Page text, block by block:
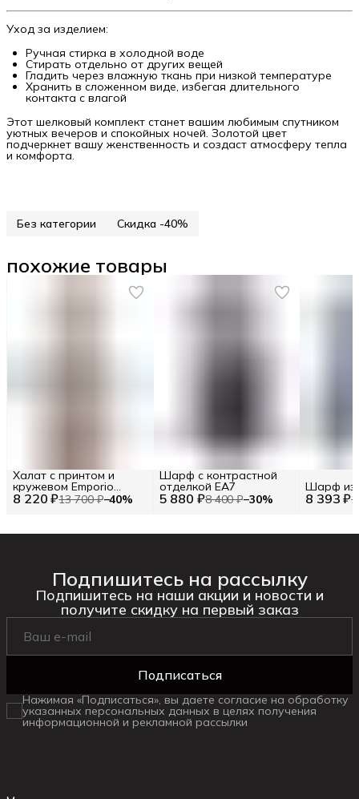
Уход за изделием:
Ручная стирка в холодной воде
Стирать отдельно от других вещей
Гладить через влажную ткань при низкой температуре
Хранить в сложенном виде, избегая длительного
контакта с влагой
Этот шелковый комплект станет вашим любимым спутником
уютных вечеров и спокойных ночей. Золотой цвет
подчеркнет вашу женственность и создаст атмосферу тепла
и комфорта.
Без категории Скидка -40%
похожие товары
8 220 ₽13 700 ₽−40%
Халат с принтом и
кружевом Emporio
Armani RU 48 / EU 42 / L 5 880 ₽8 400 ₽−30%
Шарф с контрастной
отделкой EA7
8 393 ₽
Шарф из
Подпишитесь на рассылку
Подпишитесь на наши акции и новости и
получите скидку на первый заказ
Подписаться
Нажимая «Подписаться», вы даете согласие на обработку
указанных персональных данных в целях получения
информационной и рекламной рассылки